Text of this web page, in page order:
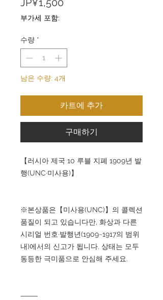
부가세 포함:
수량 *
남은 수량: 4개
카트에 추가
구매하기
【러시아 제국 10 루블 지폐 1909년 발
행(UNC·미사용)】
※본상품은【미사용(UNC)】의 콜렉션
품질이 되고 있습니다만, 화상과 다른
시리얼 번호·발행년(1909~1917의 범위
내)에서의 신고가 됩니다. 상태는 모두
동등한 극미품으로 안심해 주세요.
⸻